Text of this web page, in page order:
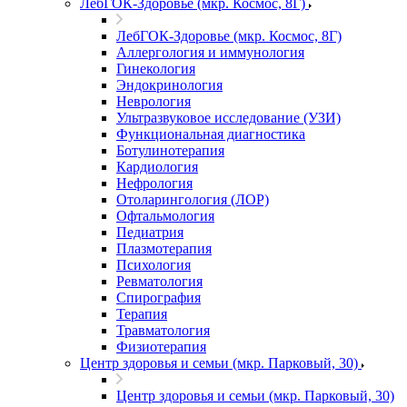
ЛебГОК-Здоровье (мкр. Космос, 8Г)
ЛебГОК-Здоровье (мкр. Космос, 8Г)
Аллергология и иммунология
Гинекология
Эндокринология
Неврология
Ультразвуковое исследование (УЗИ)
Функциональная диагностика
Ботулинотерапия
Кардиология
Нефрология
Отоларингология (ЛОР)
Офтальмология
Педиатрия
Плазмотерапия
Психология
Ревматология
Спирография
Терапия
Травматология
Физиотерапия
Центр здоровья и семьи (мкр. Парковый, 30)
Центр здоровья и семьи (мкр. Парковый, 30)